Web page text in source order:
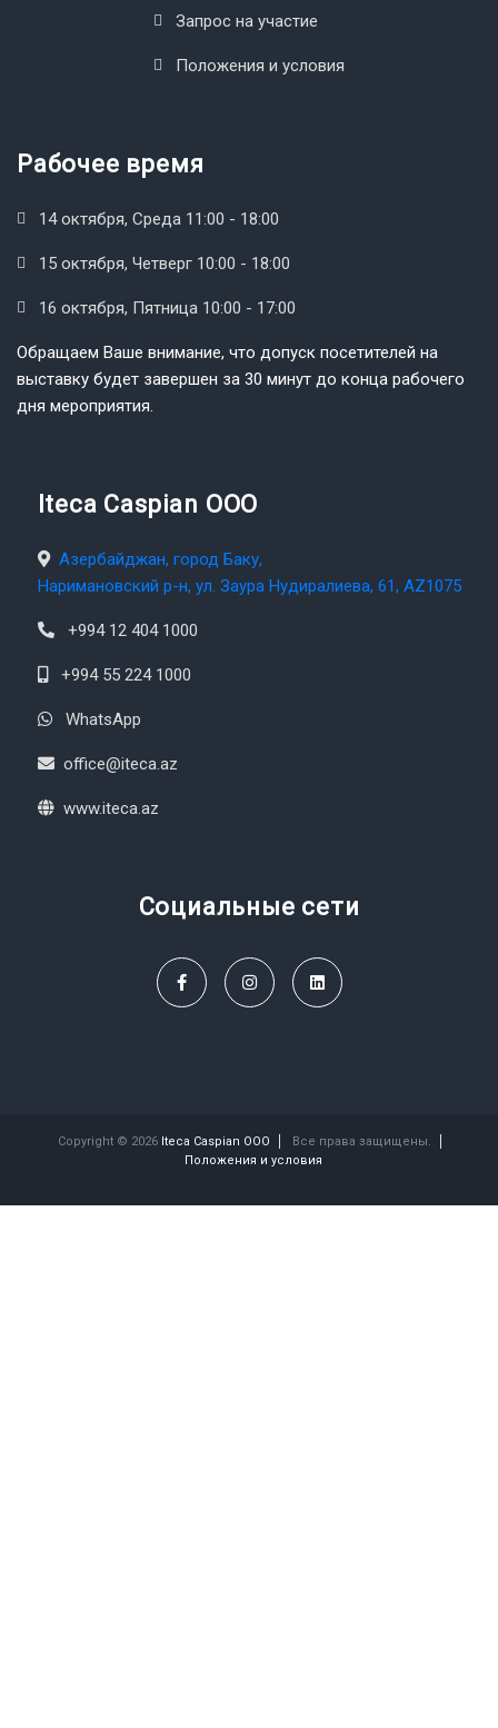
Запрос на участие
Положения и условия
Рабочее время
14 октября, Среда 11:00 - 18:00
15 октября, Четверг 10:00 - 18:00
16 октября, Пятница 10:00 - 17:00
Обращаем Ваше внимание, что допуск посетителей на
выставку будет завершен за 30 минут до конца рабочего
дня мероприятия.
Iteca Caspian OOO
Азербайджан, город Баку,
Наримановский р-н, ул. Заура Нудиралиева, 61, AZ1075
+994 12 404 1000
+994 55 224 1000
WhatsApp
office@iteca.az
www.iteca.az
Социальные сети
Copyright © 2026 Iteca Caspian OOO
Все права защищены.
Положения и условия